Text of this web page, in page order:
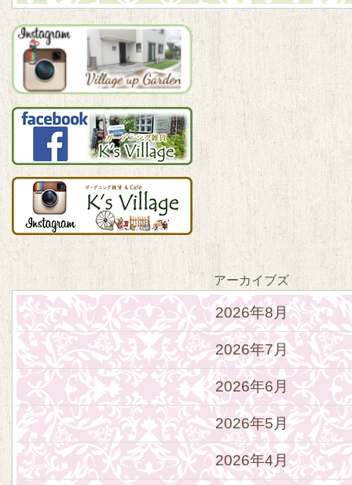
アーカイブズ
2026年8月
2026年7月
2026年6月
2026年5月
2026年4月